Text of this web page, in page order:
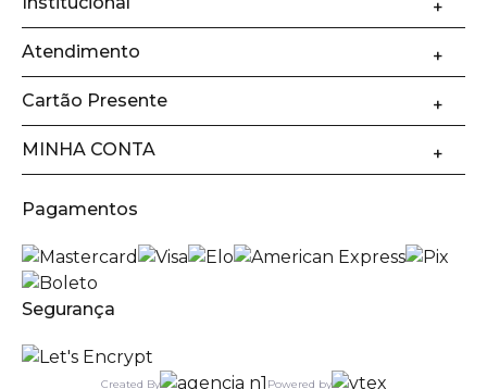
Atendimento
Cartão Presente
MINHA CONTA
Pagamentos
Segurança
Created By Powered by